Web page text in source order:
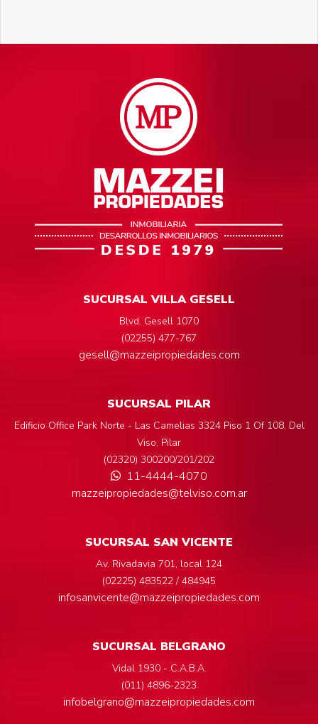
SUCURSAL VILLA GESELL
Blvd. Gesell 1070
(02255) 477-767
gesell@mazzeipropiedades.com
SUCURSAL PILAR
Edificio Office Park Norte - Las Camelias 3324 Piso 1 Of 108, Del
Viso, Pilar
(02320) 300200/201/202
11-4444-4070
mazzeipropiedades@telviso.com.ar
SUCURSAL SAN VICENTE
Av. Rivadavia 701, local 124
(02225) 483522 / 484945
infosanvicente@mazzeipropiedades.com
SUCURSAL BELGRANO
Vidal 1930 - C.A.B.A.
(011) 4896-2323
infobelgrano@mazzeipropiedades.com